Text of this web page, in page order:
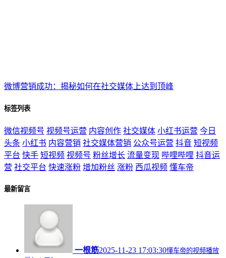
微博营销成功：揭秘如何在社交媒体上达到顶峰
标签列表
微信视频号 视频号运营 内容创作 社交媒体 小红书运营 今日
头条 小红书 内容营销 社交媒体营销 公众号运营 抖音 短视频
平台 快手 短视频 视频号 粉丝增长 流量变现 哔哩哔哩 抖音运
营 社交平台 快速涨粉 增加粉丝 涨粉 西瓜视频 懂车帝
最新留言
一根筋2025-11-23 17:03:30懂车帝的视频播放